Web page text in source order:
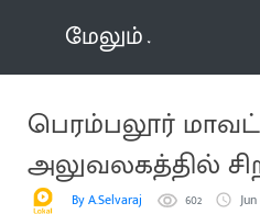
மேலும்
பெரம்பலூர்
அலுவலகத்தில்
By A.Selvaraj 602 Jun